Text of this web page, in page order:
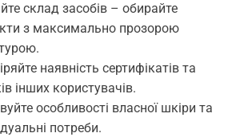
склад засобів – обирайте
з максимально прозорою
наявність сертифікатів та
інших користувачів.
особливості власної шкіри та
потреби.